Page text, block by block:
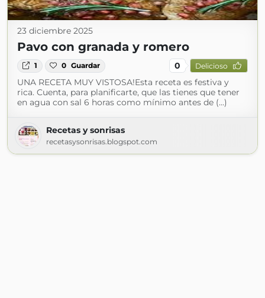
23 diciembre 2025
Pavo con granada y romero
1 0 Guardar 0 Delicioso
UNA RECETA MUY VISTOSA!Esta receta es festiva y
rica. Cuenta, para planificarte, que las tienes que tener
en agua con sal 6 horas como mínimo antes de (...)
Recetas y sonrisas
recetasysonrisas.blogspot.com